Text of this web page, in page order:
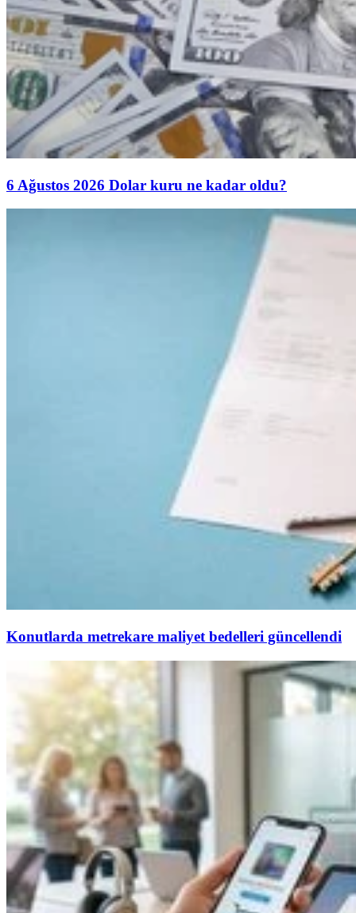
6 Ağustos 2026 Dolar kuru ne kadar oldu?
Konutlarda metrekare maliyet bedelleri güncellendi